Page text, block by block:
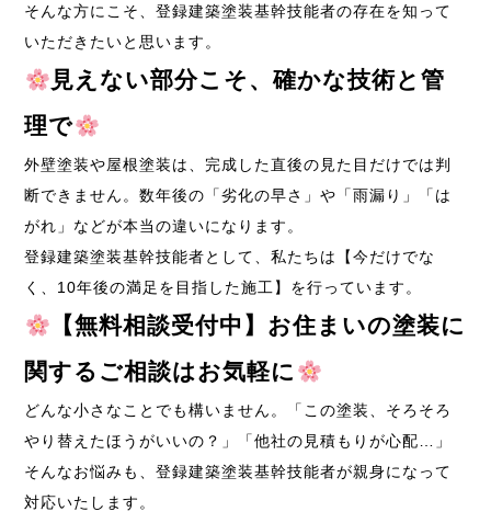
そんな方にこそ、登録建築塗装基幹技能者の存在を知って
いただきたいと思います。
見えない部分こそ、確かな技術と管
理で
外壁塗装や屋根塗装は、完成した直後の見た目だけでは判
断できません。数年後の「劣化の早さ」や「雨漏り」「は
がれ」などが本当の違いになります。
登録建築塗装基幹技能者として、私たちは【今だけでな
く、10年後の満足を目指した施工】を行っています。
【無料相談受付中】お住まいの塗装に
関するご相談はお気軽に
どんな小さなことでも構いません。「この塗装、そろそろ
やり替えたほうがいいの？」「他社の見積もりが心配…」
そんなお悩みも、登録建築塗装基幹技能者が親身になって
対応いたします。